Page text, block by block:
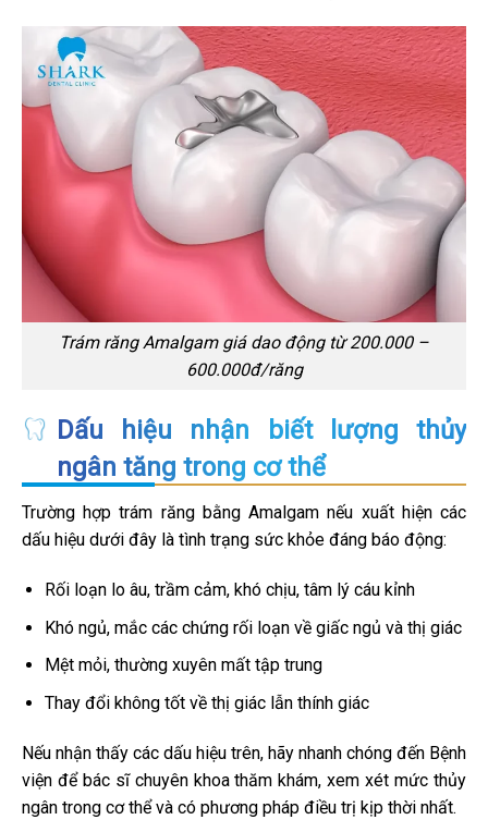
Trám răng Amalgam giá dao động từ 200.000 –
600.000đ/răng
Dấu hiệu nhận biết lượng thủy
ngân tăng trong cơ thể
Trường hợp trám răng bằng Amalgam nếu xuất hiện các
dấu hiệu dưới đây là tình trạng sức khỏe đáng báo động:
Rối loạn lo âu, trầm cảm, khó chịu, tâm lý cáu kỉnh
Khó ngủ, mắc các chứng rối loạn về giấc ngủ và thị giác
Mệt mỏi, thường xuyên mất tập trung
Thay đổi không tốt về thị giác lẫn thính giác
Nếu nhận thấy các dấu hiệu trên, hãy nhanh chóng đến Bệnh
viện để bác sĩ chuyên khoa thăm khám, xem xét mức thủy
ngân trong cơ thể và có phương pháp điều trị kịp thời nhất.